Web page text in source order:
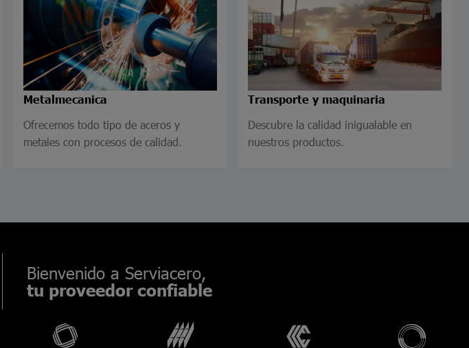
Metalmecanica
Ofrecemos todo tipo de aceros y
metales con procesos de calidad.
Transporte y maquinaria
Descubre la calidad inigualable en
nuestros productos.
Bienvenido a Serviacero,
tu proveedor confiable